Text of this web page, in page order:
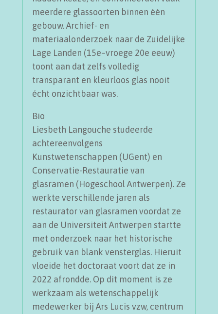
meerdere glassoorten binnen één
gebouw. Archief- en
materiaalonderzoek naar de Zuidelijke
Lage Landen (15e–vroege 20e eeuw)
toont aan dat zelfs volledig
transparant en kleurloos glas nooit
écht onzichtbaar was.
Bio
Liesbeth Langouche studeerde
achtereenvolgens
Kunstwetenschappen (UGent) en
Conservatie-Restauratie van
glasramen (Hogeschool Antwerpen). Ze
werkte verschillende jaren als
restaurator van glasramen voordat ze
aan de Universiteit Antwerpen startte
met onderzoek naar het historische
gebruik van blank vensterglas. Hieruit
vloeide het doctoraat voort dat ze in
2022 afrondde. Op dit moment is ze
werkzaam als wetenschappelijk
medewerker bij Ars Lucis vzw, centrum